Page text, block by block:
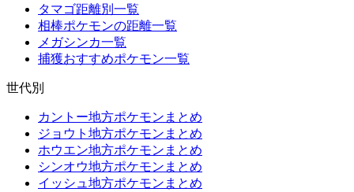
タマゴ距離別一覧
相棒ポケモンの距離一覧
メガシンカ一覧
捕獲おすすめポケモン一覧
世代別
カントー地方ポケモンまとめ
ジョウト地方ポケモンまとめ
ホウエン地方ポケモンまとめ
シンオウ地方ポケモンまとめ
イッシュ地方ポケモンまとめ